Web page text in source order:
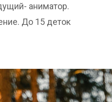
аниматор.
До 15 деток